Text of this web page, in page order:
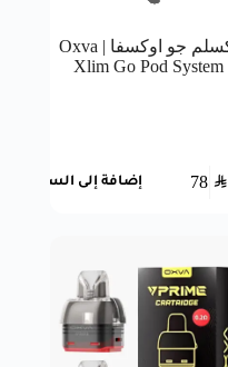
اكسلم جو اوكسفا | Oxva
Xlim Go Pod System
78 SAR إضافة إلى السلة